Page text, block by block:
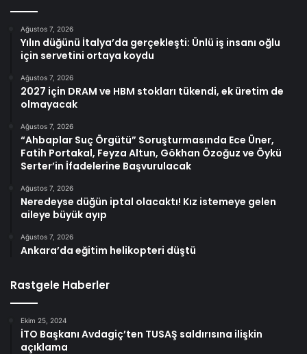
Ağustos 7, 2026
Yılın düğünü İtalya’da gerçekleşti: Ünlü iş insanı oğlu
için servetini ortaya koydu
Ağustos 7, 2026
2027 için DRAM ve HBM stokları tükendi, ek üretim de
olmayacak
Ağustos 7, 2026
“Ahbaplar Suç Örgütü” Soruşturmasında Ece Üner,
Fatih Portakal, Feyza Altun, Gökhan Özoğuz ve Öykü
Serter’in İfadelerine Başvurulacak
Ağustos 7, 2026
Neredeyse düğün iptal olacaktı! Kız istemeye gelen
aileye büyük ayıp
Ağustos 7, 2026
Ankara’da eğitim helikopteri düştü
Rastgele Haberler
Ekim 25, 2024
İTO Başkanı Avdagiç’ten TUSAŞ saldırısına ilişkin
açıklama